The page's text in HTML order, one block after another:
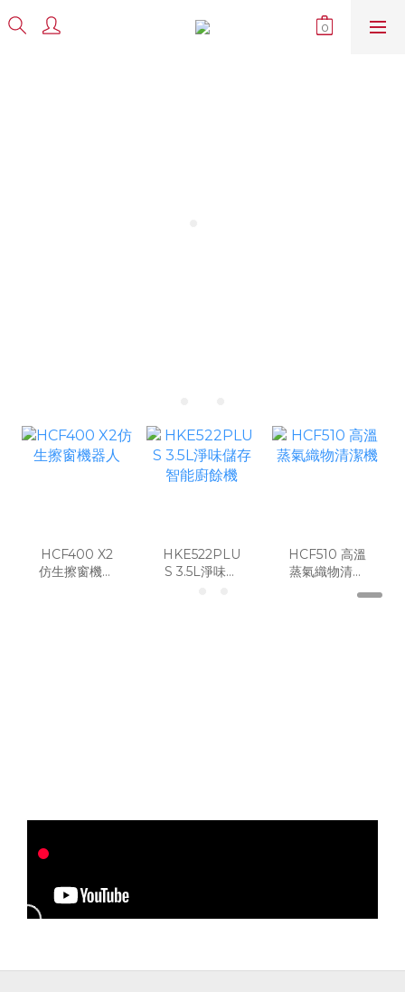
HCF400 X2
仿生擦窗機器
HKE522PLU
S 3.5L淨味儲
HCF510 高溫
蒸氣織物清潔